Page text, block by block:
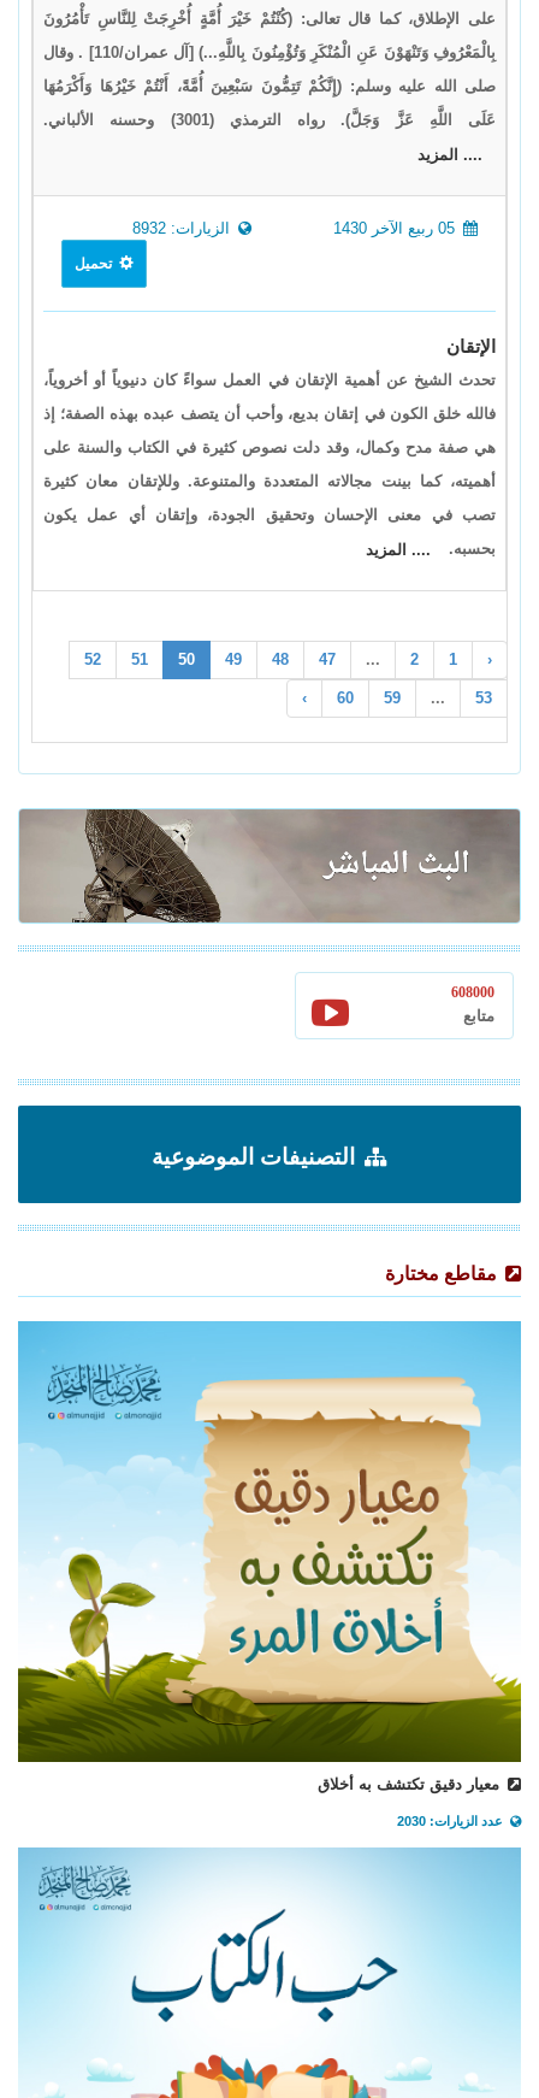
على الإطلاق، كما قال تعالى: (كُنْتُمْ خَيْرَ أُمَّةٍ أُخْرِجَتْ لِلنَّاسِ تَأْمُرُونَ
بِالْمَعْرُوفِ وَتَنْهَوْنَ عَنِ الْمُنْكَرِ وَتُؤْمِنُونَ بِاللَّهِ...) [آل عمران/110] . وقال
صلى الله عليه وسلم: (إِنَّكُمْ تَتِمُّونَ سَبْعِينَ أُمَّةً، أَنْتُمْ خَيْرُهَا وَأَكْرَمُهَا
عَلَى اللَّهِ عَزَّ وَجَلَّ). رواه الترمذي (3001) وحسنه الألباني.
.... المزيد
الزيارات: 8932
تحميل
الإتقان
تحدث الشيخ عن أهمية الإتقان في العمل سواءً كان دنيوياً أو أخروياً،
فالله خلق الكون في إتقان بديع، وأحب أن يتصف عبده بهذه الصفة؛ إذ
هي صفة مدح وكمال، وقد دلت نصوص كثيرة في الكتاب والسنة على
أهميته، كما بينت مجالاته المتعددة والمتنوعة. وللإتقان معان كثيرة
تصب في معنى الإحسان وتحقيق الجودة، وإتقان أي عمل يكون
بحسبه.
.... المزيد
‹
1
2
...
47
48
49
50
51
52
53
...
59
60
›
608000
متابع
التصنيفات الموضوعية
مقاطع مختارة
معيار دقيق تكتشف به أخلاق
عدد الزيارات: 2030